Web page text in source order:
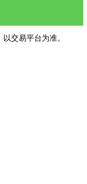
交易平台为准。